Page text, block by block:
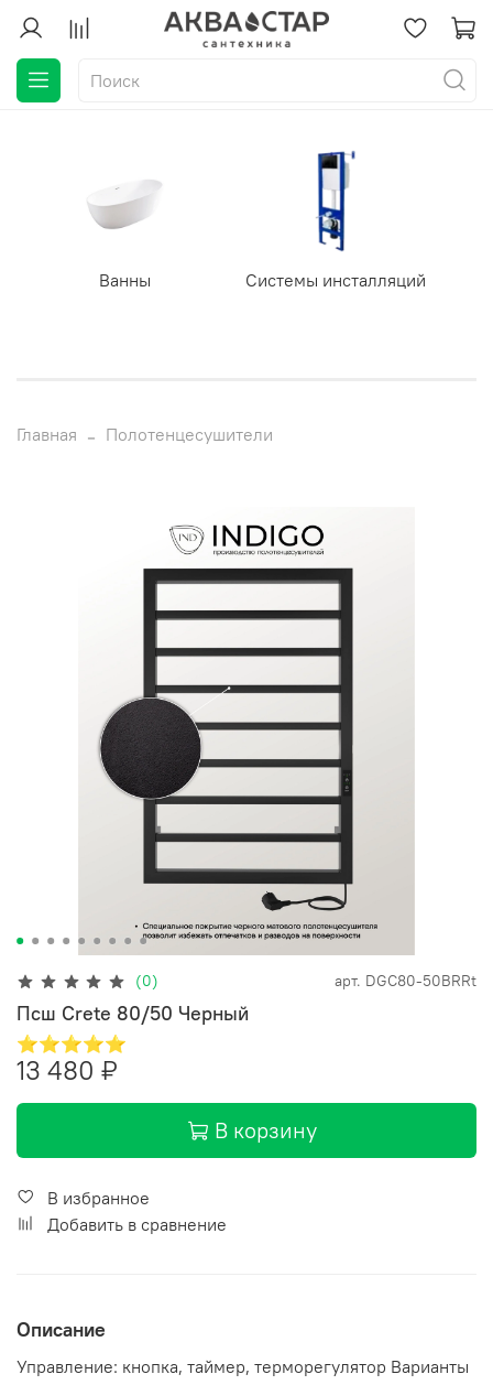
Ванны Системы инсталляций
Главная Полотенцесушители
(0) арт. DGC80-50BRRt
Псш Crete 80/50 Черный
⭐⭐⭐⭐⭐
13 480 ₽
В корзину
В избранное
Добавить в сравнение
Описание
Управление: кнопка, таймер, терморегулятор Варианты